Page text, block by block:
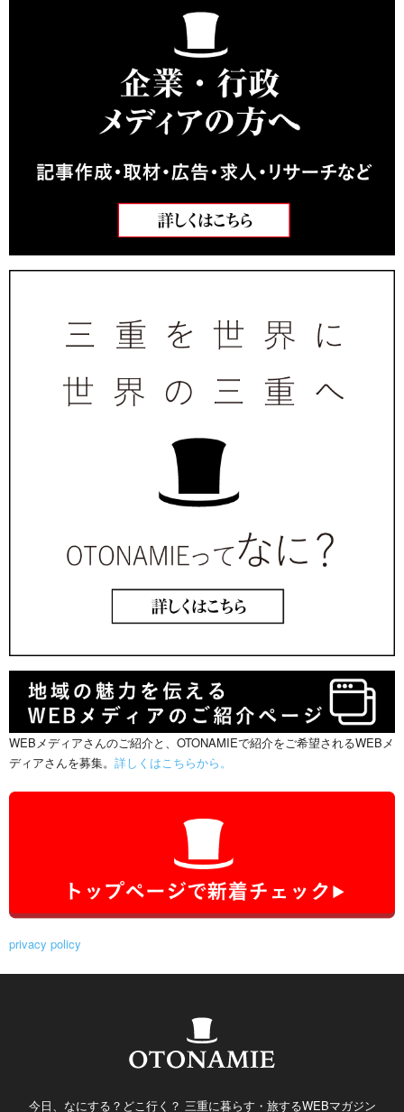
WEBメディアさんのご紹介と、OTONAMIEで紹介をご希望されるWEBメ
ディアさんを募集。 詳しくはこちらから。
privacy policy
今日、なにする？どこ行く？ 三重に暮らす・旅するWEBマガジン